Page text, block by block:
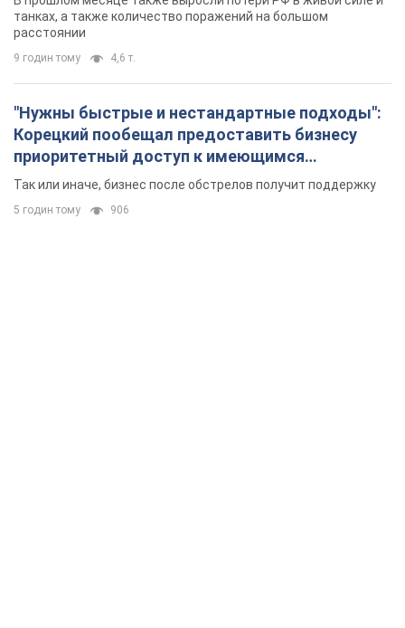
танках, а также количество поражений на большом
расстоянии
9 годин тому 4,6 т.
"Нужны быстрые и нестандартные подходы":
Корецкий пообещал предоставить бизнесу
приоритетный доступ к имеющимся
складским помещениям
Так или иначе, бизнес после обстрелов получит поддержку
5 годин тому 906